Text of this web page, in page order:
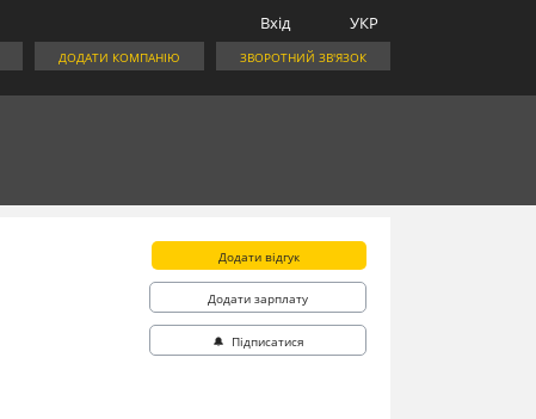
УКР
Вхід
ЗВОРОТНИЙ ЗВ'ЯЗОК
ДОДАТИ КОМПАНІЮ
Додати відгук
Додати зарплату
🔔 Підписатися